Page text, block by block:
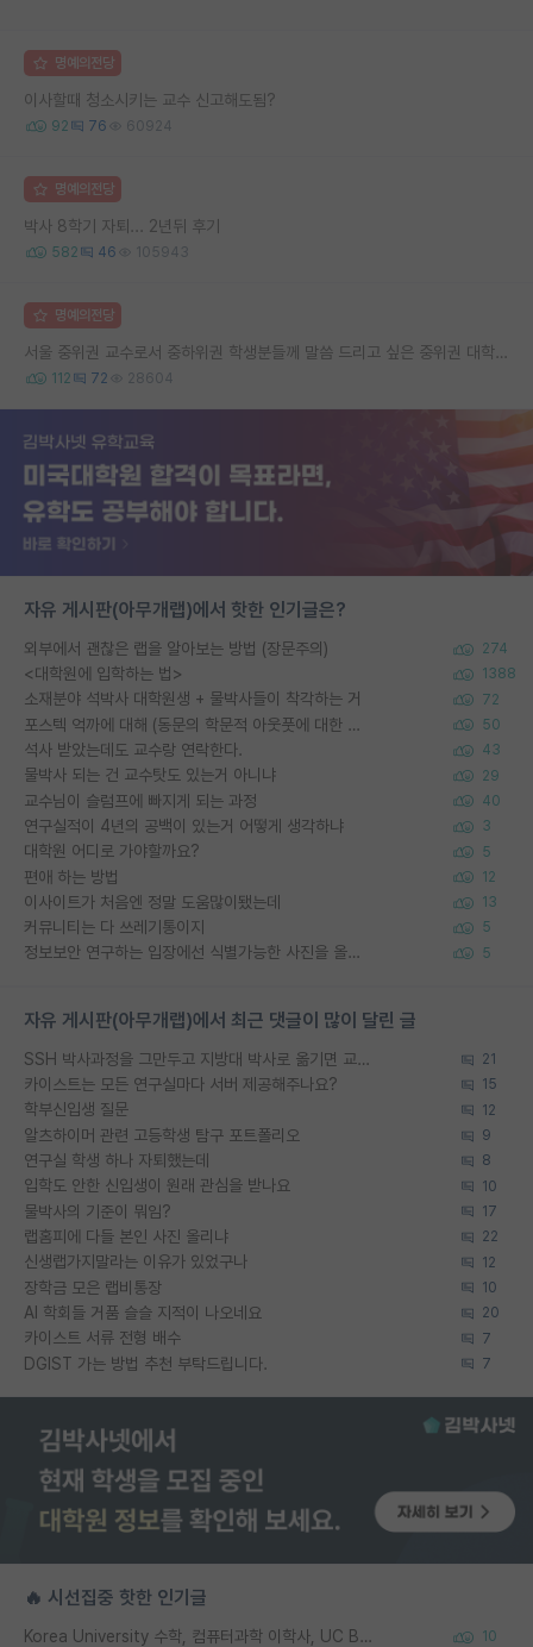
명예의전당
이사할때 청소시키는 교수 신고해도됨?
92 76 60924
명예의전당
박사 8학기 자퇴... 2년뒤 후기
582 46 105943
명예의전당
서울 중위권 교수로서 중하위권 학생분들께 말씀 드리고 싶은 중위권 대학 연구실의 강점
112 72 28604
자유 게시판(아무개랩)에서 핫한 인기글은?
외부에서 괜찮은 랩을 알아보는 방법 (장문주의) 274
<대학원에 입학하는 법> 1388
소재분야 석박사 대학원생 + 물박사들이 착각하는 거 72
포스텍 억까에 대해 (동문의 학문적 아웃풋에 대한 반박) 50
석사 받았는데도 교수랑 연락한다. 43
물박사 되는 건 교수탓도 있는거 아니냐 29
교수님이 슬럼프에 빠지게 되는 과정 40
연구실적이 4년의 공백이 있는거 어떻게 생각하냐 3
대학원 어디로 가야할까요? 5
편애 하는 방법 12
이사이트가 처음엔 정말 도움많이됐는데 13
커뮤니티는 다 쓰레기통이지 5
정보보안 연구하는 입장에선 식별가능한 사진을 올리는건 비추이긴함 5
자유 게시판(아무개랩)에서 최근 댓글이 많이 달린 글
SSH 박사과정을 그만두고 지방대 박사로 옮기면 교수의 꿈은 끝일까요? 21
카이스트는 모든 연구실마다 서버 제공해주나요? 15
학부신입생 질문 12
알츠하이머 관련 고등학생 탐구 포트폴리오 9
연구실 학생 하나 자퇴했는데 8
입학도 안한 신입생이 원래 관심을 받나요 10
물박사의 기준이 뭐임? 17
랩홈피에 다들 본인 사진 올리냐 22
신생랩가지말라는 이유가 있었구나 12
장학금 모은 랩비통장 10
AI 학회들 거품 슬슬 지적이 나오네요 20
카이스트 서류 전형 배수 7
DGIST 가는 방법 추천 부탁드립니다. 7
🔥 시선집중 핫한 인기글
Korea University 수학, 컴퓨터과학 이학사, UC Berkeley 산업공학 대학원 공학박사가 되는 것은 쉽지 않겠죠? 10